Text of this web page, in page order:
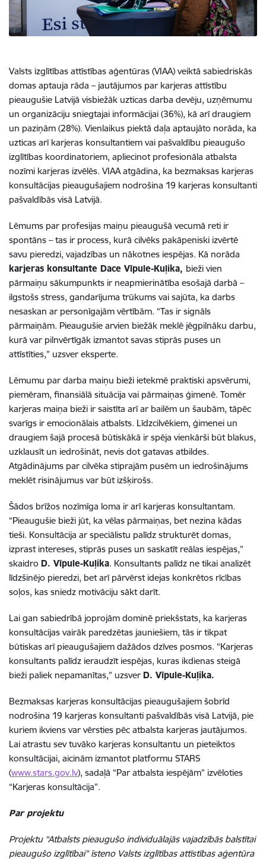
Valsts izglītības attīstības aģentūras (VIAA) veiktā sabiedriskās
domas aptauja rāda – jautājumos par karjeras attīstību
pieaugušie Latvijā visbiežāk uzticas darba devēju, uzņēmumu
un organizāciju sniegtajai informācijai (36%), kā arī draugiem
un paziņām (28%). Vienlaikus piektā daļa aptaujāto norāda, ka
uzticas arī karjeras konsultantiem vai pašvaldību pieaugušo
izglītības koordinatoriem, apliecinot profesionāla atbalsta
nozīmi karjeras izvēlēs. VIAA atgādina, ka bezmaksas karjeras
konsultācijas pieaugušajiem nodrošina 19 karjeras konsultanti
pašvaldībās visā Latvijā.
Lēmums par profesijas maiņu pieaugušā vecumā reti ir
spontāns – tas ir process, kurā cilvēks pakāpeniski izvērtē
savu pieredzi, vajadzības un nākotnes iespējas. Kā norāda
karjeras konsultante Dace Vīpule-Kuļika, bieži vien
pārmaiņu sākumpunkts ir neapmierinātība esošajā darbā –
ilgstošs stress, gandarījuma trūkums vai sajūta, ka darbs
nesaskan ar personīgajām vērtībām. “Tas ir signāls
pārmaiņām. Pieaugušie arvien biežāk meklē jēgpilnāku darbu,
kurā var pilnvērtīgāk izmantot savas stiprās puses un
attīstīties,” uzsver eksperte.
Lēmumu par darba maiņu bieži ietekmē praktiski apsvērumi,
piemēram, finansiālā situācija vai pārmaiņas ģimenē. Tomēr
karjeras maiņa bieži ir saistīta arī ar bailēm un šaubām, tāpēc
svarīgs ir emocionālais atbalsts. Līdzcilvēkiem, ģimenei un
draugiem šajā procesā būtiskākā ir spēja vienkārši būt blakus,
uzklausīt un iedrošināt, nevis dot gatavas atbildes.
Atgādinājums par cilvēka stiprajām pusēm un iedrošinājums
meklēt risinājumus var būt izšķirošs.
Šādos brīžos nozīmīga loma ir arī karjeras konsultantam.
“Pieaugušie bieži jūt, ka vēlas pārmaiņas, bet nezina kādas
tieši. Konsultācija ar speciālistu palīdz strukturēt domas,
izprast intereses, stiprās puses un saskatīt reālas iespējas,”
skaidro D. Vīpule-Kuļika. Konsultants palīdz ne tikai analizēt
līdzšinējo pieredzi, bet arī pārvērst idejas konkrētos rīcības
soļos, kas sniedz motivāciju sākt darīt.
Lai gan sabiedrībā joprojām dominē priekšstats, ka karjeras
konsultācijas vairāk paredzētas jauniešiem, tās ir tikpat
būtiskas arī pieaugušajiem dažādos dzīves posmos. “Karjeras
konsultants palīdz ieraudzīt iespējas, kuras ikdienas steigā
bieži paliek nepamanītas,” uzsver D. Vīpule-Kuļika.
Bezmaksas karjeras konsultācijas pieaugušajiem šobrīd
nodrošina 19 karjeras konsultanti pašvaldībās visā Latvijā, pie
kuriem ikviens var vērsties pēc atbalsta karjeras jautājumos.
Lai atrastu sev tuvāko karjeras konsultantu un pieteiktos
konsultācijai, aicinām izmantot platformu STARS
(www.stars.gov.lv), sadaļā “Par atbalsta iespējām” izvēloties
“Karjeras konsultācija”.
Par projektu
Projektu “Atbalsts pieaugušo individuālajās vajadzībās balstītai
pieaugušo izglītībai” īsteno Valsts izglītības attīstības aģentūra